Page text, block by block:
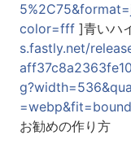
color=fff]青いハ
s.fastly.net/
お勧めの作り方